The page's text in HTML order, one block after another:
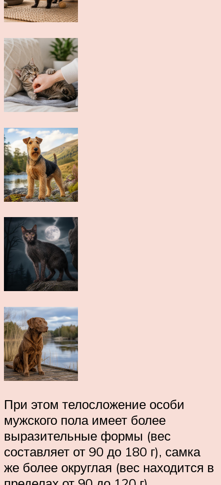
При этом телосложение особи
мужского пола имеет более
выразительные формы (вес
составляет от 90 до 180 г), самка
же более округлая (вес находится в